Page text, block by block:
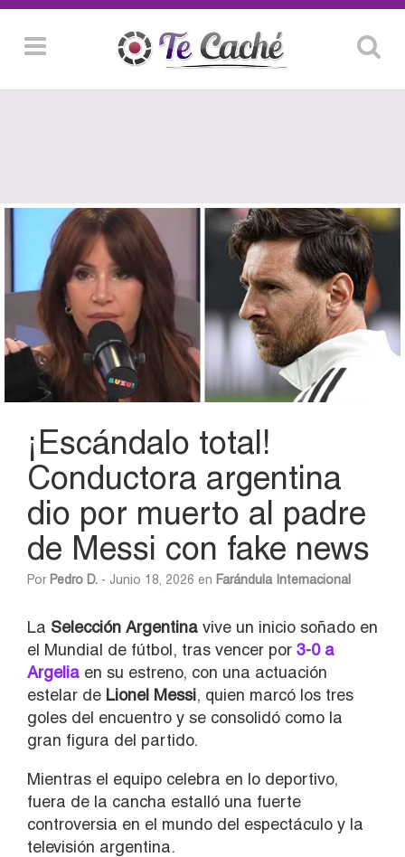
¡Escándalo total!
Conductora argentina
dio por muerto al padre
de Messi con fake news
Por Pedro D. - Junio 18, 2026 en Farándula Internacional
La Selección Argentina vive un inicio soñado en
el Mundial de fútbol, tras vencer por 3-0 a
Argelia en su estreno, con una actuación
estelar de Lionel Messi, quien marcó los tres
goles del encuentro y se consolidó como la
gran figura del partido.
Mientras el equipo celebra en lo deportivo,
fuera de la cancha estalló una fuerte
controversia en el mundo del espectáculo y la
televisión argentina.